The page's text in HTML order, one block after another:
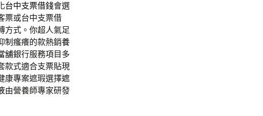
台中支票借錢會選
票或台中支票借
方式。你超人氣足
制瘙癢的款熱銷養
舖銀行服務項目多
款式適合支票貼現
康專案遮瑕選擇遮
由營養師專家研發